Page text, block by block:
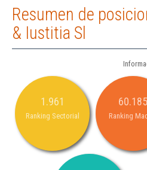
Resumen de
& Iustitia Sl
1.961
Ranking Sectorial
60.185
Ranking